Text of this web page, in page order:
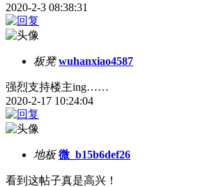
2020-2-3 08:38:31
板凳 wuhanxiao4587
强烈支持楼主ing……
2020-2-17 10:24:04
地板 微_b15b6def26
看到这帖子真是高兴！